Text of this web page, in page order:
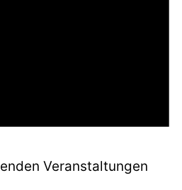
Veranstaltungen